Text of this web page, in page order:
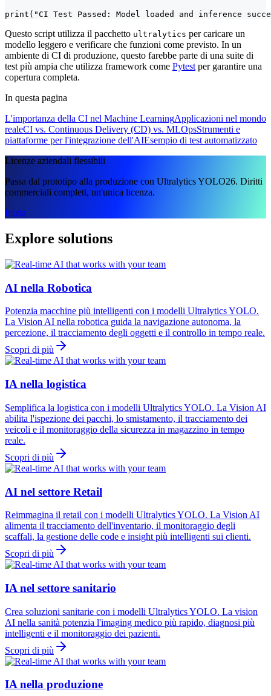
print("CI Test Passed: Model loaded and inference
Questo script utilizza il pacchetto ultralytics per caricare un
modello leggero e verificare che funzioni come previsto. In un
ambiente di CI di produzione, questo farebbe parte di una suite di
test più ampia che utilizza framework come Pytest per garantire una
copertura completa.
In questa pagina
L'importanza della CI nel Machine LearningApplicazioni nel mondo
realeCI vs. Continuous Delivery (CD) vs. MLOpsStrumenti e
piattaforme per l'integrazione dell'AIEsempio di test automatizzato
Licenze aziendali flessibili
Passa dal prototipo alla produzione con Ultralytics YOLO26. Diritti
commerciali completi, un'unica licenza.
Inizia
Explore solutions
AI nella Robotica
Potenzia macchine più intelligenti con i modelli Ultralytics YOLO.
La Vision AI nella robotica guida la navigazione autonoma, la
percezione, il tracciamento degli oggetti e il controllo in tempo reale.
Scopri di più
IA nella logistica
Semplifica la logistica con i modelli Ultralytics YOLO. La Vision AI
abilita l'ispezione dei pacchi, lo smistamento, il tracciamento dei
veicoli e il monitoraggio della sicurezza in magazzino in tempo
reale.
Scopri di più
AI nel settore Retail
Reimmagina il retail con i modelli Ultralytics YOLO. La Vision AI
alimenta il tracciamento dell'inventario, il monitoraggio degli
scaffali, la gestione delle code e insight più intelligenti sui clienti.
Scopri di più
IA nel settore sanitario
Crea soluzioni sanitarie con i modelli Ultralytics YOLO. La vision
AI nella sanità potenzia l'imaging medico più rapido, diagnosi più
intelligenti e il monitoraggio dei pazienti.
Scopri di più
IA nella produzione